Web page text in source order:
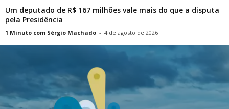
Um deputado de R$ 167 milhões vale mais do que a disputa
pela Presidência
1 Minuto com Sérgio Machado - 4 de agosto de 2026